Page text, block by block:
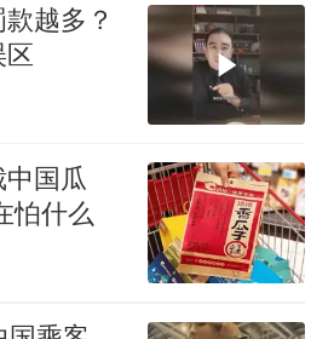
越多？
国瓜
怕什么